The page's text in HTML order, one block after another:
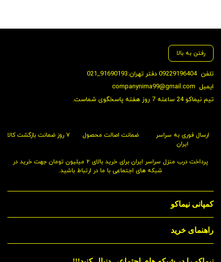
رفتن به بالا
تلفن09229196404 دفتر تهران:91690193_021
ایمیل companynima99@gmail.com
تیم نیماکو 24 ساعته 7 روز هفته پاسخگوی شماست.
ارسال فوری به سراسر
ایران
ضمانت اصالت محصول ۷ روز ضمانت بازگشت کالا
پرداخت درب منزل سراسر ایران برای خرید بالای ۲ میلیون تومان جهت خرید در
شبکه های اجتماعی با ما در ارتباط باشید.
کمپانی نیماکو
راهنمای خرید